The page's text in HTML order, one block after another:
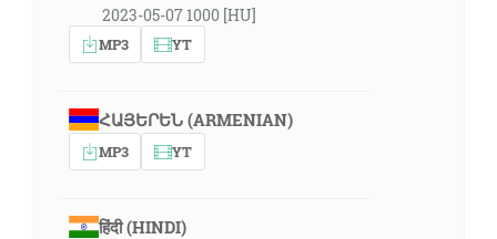
2023-05-07 1000 [HU]
MP3 YT
ՀԱՅԵՐԵՆ (ARMENIAN)
MP3 YT
हिंदी (HINDI)